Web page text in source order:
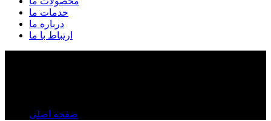
خدمات ما
درباره ما
ارتباط با ما
صفحه اصلی